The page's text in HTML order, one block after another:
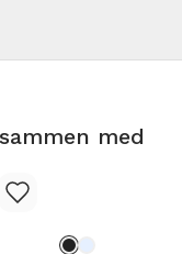
med